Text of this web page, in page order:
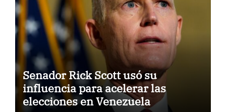
Senador Rick Scott usó su
influencia para acelerar las
elecciones en Venezuela